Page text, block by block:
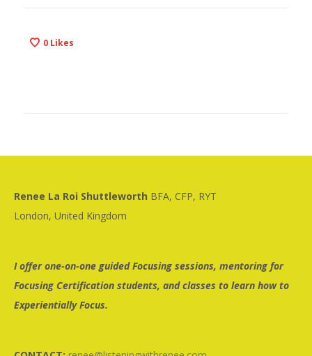
0 Likes
Renee La Roi Shuttleworth BFA, CFP, RYT
London, United Kingdom
I offer one-on-one guided Focusing sessions, mentoring for
Focusing Certification students, and classes to learn how to
Experientially Focus.